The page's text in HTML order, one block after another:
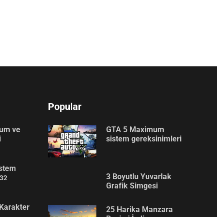
ve
32
Popular
GTA 5 Maximum
sistem gereksinimleri
3 Boyutlu Yuvarlak
Grafik Simgesi
25 Harika Manzara